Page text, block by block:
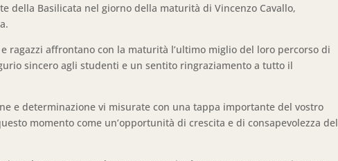
della Basilicata nel giorno della maturità di Vincenzo Cavallo,
ragazzi affrontano con la maturità l’ultimo miglio del loro percorso di
sincero agli studenti e un sentito ringraziamento a tutto il
e determinazione vi misurate con una tappa importante del vostro
momento come un’opportunità di crescita e di consapevolezza del